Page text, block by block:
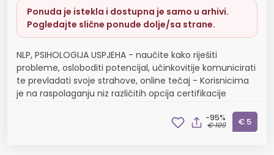
Ponuda je istekla i dostupna je samo u arhivi.
Pogledajte slične ponude dolje/sa strane.
NLP, PSIHOLOGIJA USPJEHA - naučite kako riješiti
probleme, osloboditi potencijal, učinkovitije komunicirati
te prevladati svoje strahove, online tečaj - Korisnicima
je na raspolaganju niz različitih opcija certifikacije
-95%
€ 109 € 5